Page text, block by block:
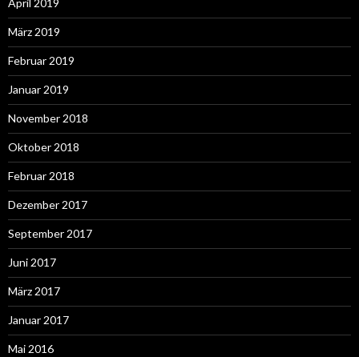
April 2019
März 2019
Februar 2019
Januar 2019
November 2018
Oktober 2018
Februar 2018
Dezember 2017
September 2017
Juni 2017
März 2017
Januar 2017
Mai 2016